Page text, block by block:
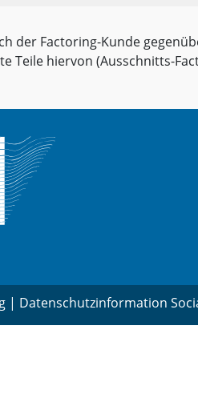
der Factoring-Kunde
Teile hiervon (Ausschnitts-
| Datenschutzinformation